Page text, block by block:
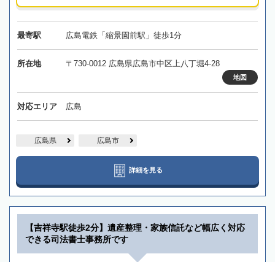
最寄駅 広島電鉄「縮景園前駅」徒歩1分
所在地 〒730-0012 広島県広島市中区上八丁堀4-28
地図
対応エリア 広島
広島県 広島市
詳細を見る
【吉祥寺駅徒歩2分】遺産整理・家族信託など幅広く対応
できる司法書士事務所です